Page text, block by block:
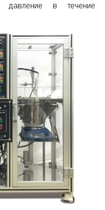
давление в течение